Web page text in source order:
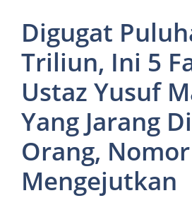
Digugat
Triliun, Ini 5
Ustaz Yusuf
Yang Jarang
Orang,
Mengejutkan